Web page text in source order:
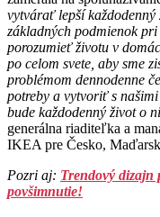
vytvárať lepší
základných podmienok
porozumieť životu v
po celom svete, aby sme
problémom dennodenne
potreby a vytvoriť s
bude každodenný život o
generálna riaditeľka a
IKEA pre Česko,
Pozri aj: Trendový dizajn
povšimnutie!